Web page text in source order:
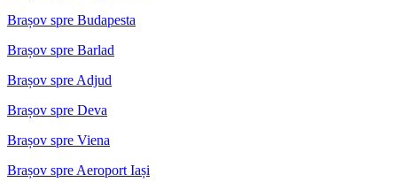
Brașov spre Budapesta
Brașov spre Barlad
Brașov spre Adjud
Brașov spre Deva
Brașov spre Viena
Brașov spre Aeroport Iași